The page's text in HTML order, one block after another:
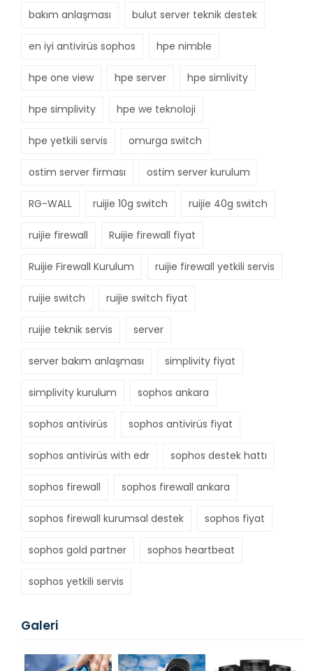
bakım anlaşması bulut server teknik destek
en iyi antivirüs sophos hpe nimble
hpe one view hpe server hpe simlivity
hpe simplivity hpe we teknoloji
hpe yetkili servis omurga switch
ostim server firması ostim server kurulum
RG-WALL ruijie 10g switch ruijie 40g switch
ruijie firewall Ruijie firewall fiyat
Ruijie Firewall Kurulum ruijie firewall yetkili servis
ruijie switch ruijie switch fiyat
ruijie teknik servis server
server bakım anlaşması simplivity fiyat
simplivity kurulum sophos ankara
sophos antivirüs sophos antivirüs fiyat
sophos antivirüs with edr sophos destek hattı
sophos firewall sophos firewall ankara
sophos firewall kurumsal destek sophos fiyat
sophos gold partner sophos heartbeat
sophos yetkili servis
Galeri